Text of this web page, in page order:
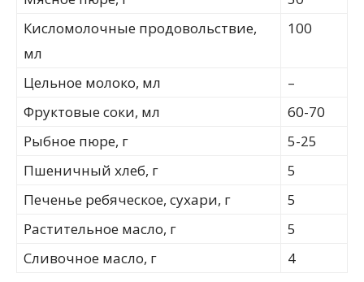
Кисломолочные продовольствие,
мл
100
Цельное молоко, мл
–
Фруктовые соки, мл
60-70
Рыбное пюре, г
5-25
Пшеничный хлеб, г
5
Печенье ребяческое, сухари, г
5
Растительное масло, г
5
Сливочное масло, г
4